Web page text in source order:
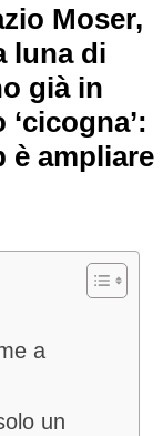
Moser,
luna di
già in
è ampliare
a
un